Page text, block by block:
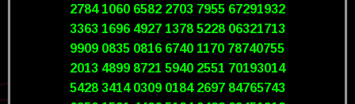
2784 1060 6582 2703 7955 67291932
3363 1696 4927 1378 5228 06321713
9909 0835 0816 6740 1170 78740755
2013 4899 8721 5940 2551 70193014
5428 3414 0309 0184 2697 84765743